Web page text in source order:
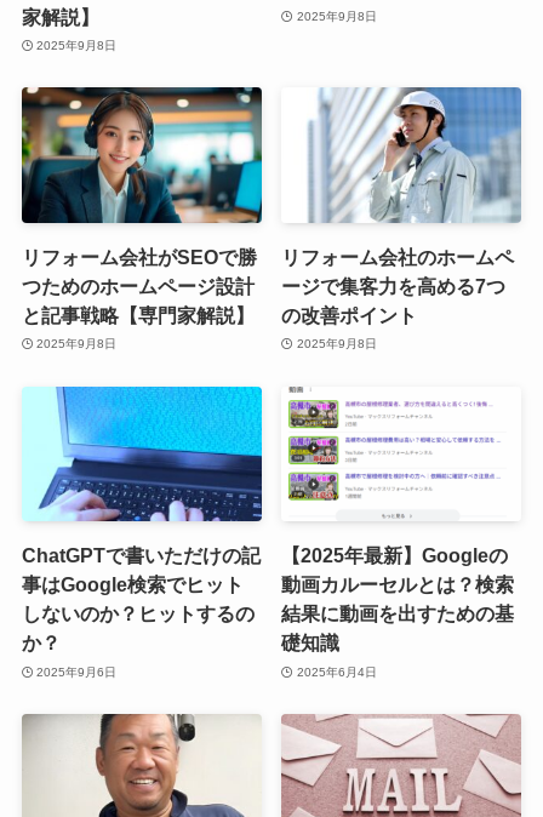
家解説】
2025年9月8日
2025年9月8日
リフォーム会社がSEOで勝
つためのホームページ設計
と記事戦略【専門家解説】
2025年9月8日
リフォーム会社のホームペ
ージで集客力を高める7つ
の改善ポイント
2025年9月8日
ChatGPTで書いただけの記
事はGoogle検索でヒット
しないのか？ヒットするの
か？
2025年9月6日
【2025年最新】Googleの
動画カルーセルとは？検索
結果に動画を出すための基
礎知識
2025年6月4日